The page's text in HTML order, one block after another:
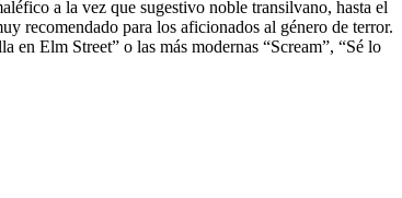
a la vez que sugestivo noble transilvano, hasta el
recomendado para los aficionados al género de terror.
en Elm Street” o las más modernas “Scream”, “Sé lo